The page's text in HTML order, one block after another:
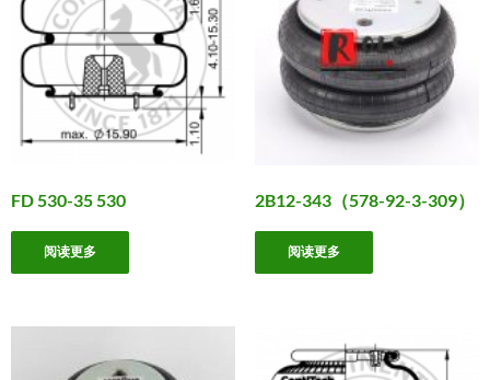
FD 530-35 530
阅读更多
2B12-343（578-92-3-309）
阅读更多